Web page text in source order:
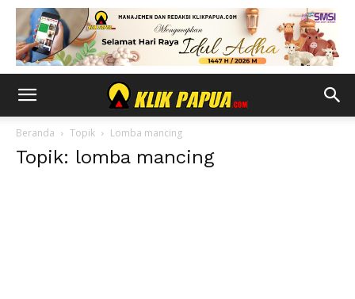
Beranda Topik Lomba mancing
Topik: lomba mancing